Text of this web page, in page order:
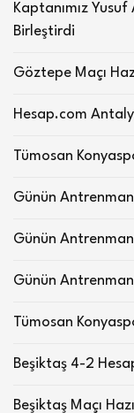
Kaptanımız
Birleştirdi
Göztepe Maçı
Hesap.com
Tümosan
Günün
Günün
Günün
Tümosan
Beşiktaş 4-2
Beşiktaş Maçı